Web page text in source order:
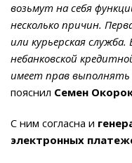
возьмут на себя
несколько причин.
или курьерская
небанковской
имеет прав
пояснил Семен
С ним согласна и
электронных